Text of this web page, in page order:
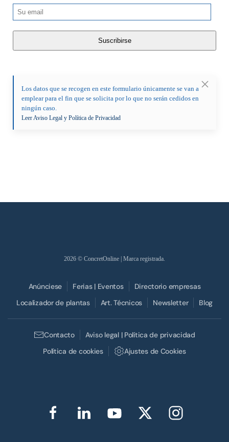
Los datos que se recogen en este formulario únicamente se van a
emplear para el fin que se solicita por lo que no serán cedidos en
ningún caso.
Leer Aviso Legal y Política de Privacidad
2026 © ConcretOnline | Marca registrada.
Anúnciese Ferias | Eventos
Directorio empresas
Localizador de plantas
Art. Técnicos Newsletter Blog
Contacto
Aviso legal | Política de privacidad
Política de cookies
Ajustes de Cookies